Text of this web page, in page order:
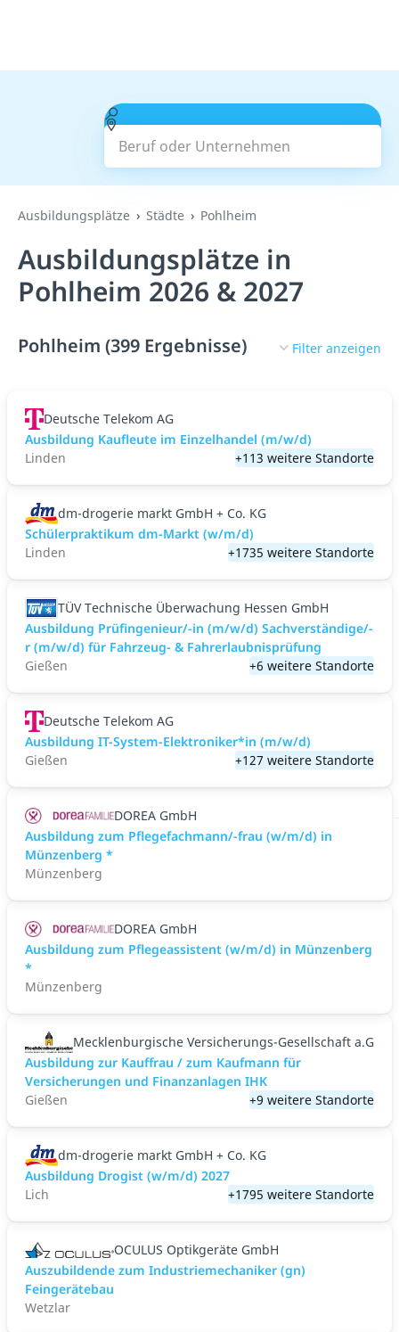
Beruf oder Unternehmen
Suchen
Ausbildungsplätze Städte Pohlheim
Ausbildungsplätze in
Pohlheim 2026 & 2027
Pohlheim (399 Ergebnisse) Filter anzeigen
Deutsche Telekom AG
Ausbildung Kaufleute im Einzelhandel (m/w/d)
Linden
+113 weitere Standorte
dm-drogerie markt GmbH + Co. KG
Schülerpraktikum dm-Markt (w/m/d)
Linden
+1735 weitere Standorte
TÜV Technische Überwachung Hessen GmbH
Ausbildung Prüfingenieur/-in (m/w/d) Sachverständige/-
r (m/w/d) für Fahrzeug- & Fahrerlaubnisprüfung
Gießen
+6 weitere Standorte
Deutsche Telekom AG
Ausbildung IT-System-Elektroniker*in (m/w/d)
Gießen
+127 weitere Standorte
DOREA GmbH
Ausbildung zum Pflegefachmann/-frau (w/m/d) in
Münzenberg *
Münzenberg
DOREA GmbH
Ausbildung zum Pflegeassistent (w/m/d) in Münzenberg
*
Münzenberg
Mecklenburgische Versicherungs-Gesellschaft a.G
Ausbildung zur Kauffrau / zum Kaufmann für
Versicherungen und Finanzanlagen IHK
Gießen
+9 weitere Standorte
dm-drogerie markt GmbH + Co. KG
Ausbildung Drogist (w/m/d) 2027
Lich
+1795 weitere Standorte
OCULUS Optikgeräte GmbH
Auszubildende zum Industriemechaniker (gn)
Feingerätebau
Wetzlar